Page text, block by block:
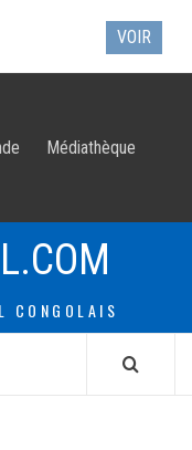
Médiathèque
CONGOLAIS
VOIR